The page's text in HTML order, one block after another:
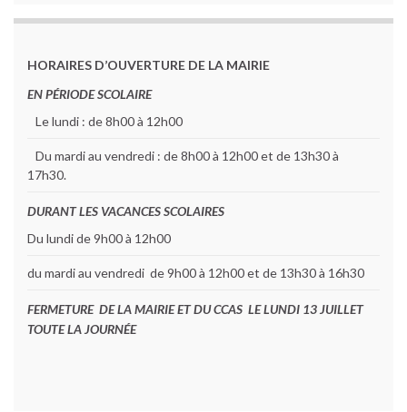
HORAIRES D’OUVERTURE DE LA MAIRIE
EN PÉRIODE SCOLAIRE
Le lundi : de 8h00 à 12h00
Du mardi au vendredi : de 8h00 à 12h00 et de 13h30 à
17h30.
DURANT LES VACANCES SCOLAIRES
Du lundi de 9h00 à 12h00
du mardi au vendredi de 9h00 à 12h00 et de 13h30 à 16h30
FERMETURE DE LA MAIRIE ET DU CCAS LE LUNDI 13 JUILLET
TOUTE LA JOURNÉE